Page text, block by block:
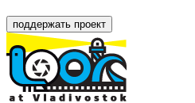
поддержать проект